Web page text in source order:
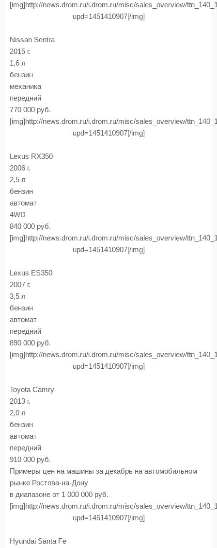
[img]http://news.drom.ru/i.drom.ru/misc/sales_overview/
upd=1451410907[/img]
Nissan Sentra
2015 г.
1,6 л
бензин
механика
передний
770 000 руб.
[img]http://news.drom.ru/i.drom.ru/misc/sales_overview/
upd=1451410907[/img]
Lexus RX350
2006 г.
2,5 л
бензин
автомат
4WD
840 000 руб.
[img]http://news.drom.ru/i.drom.ru/misc/sales_overview/
upd=1451410907[/img]
Lexus ES350
2007 г.
3,5 л
бензин
автомат
передний
890 000 руб.
[img]http://news.drom.ru/i.drom.ru/misc/sales_overview/
upd=1451410907[/img]
Toyota Camry
2013 г.
2,0 л
бензин
автомат
передний
910 000 руб.
Примеры цен на машины за декабрь на автомобильном
рынке Ростова-на-Дону
в диапазоне от 1 000 000 руб.
[img]http://news.drom.ru/i.drom.ru/misc/sales_overview/
upd=1451410907[/img]
Hyundai Santa Fe